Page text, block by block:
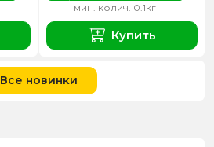
мин. колич. 0.1кг
Купить
Все новинки